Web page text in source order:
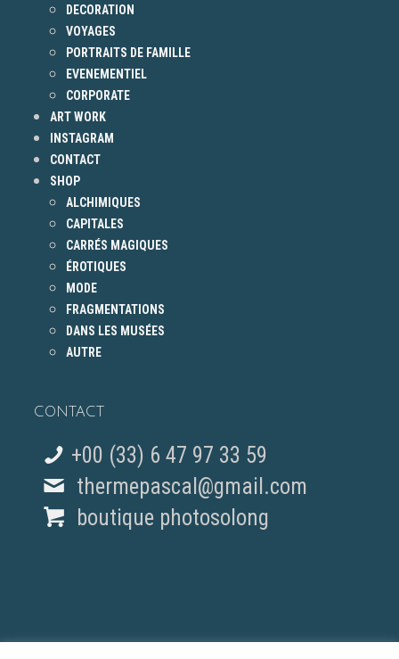
DECORATION
VOYAGES
PORTRAITS DE FAMILLE
EVENEMENTIEL
CORPORATE
ART WORK
INSTAGRAM
CONTACT
SHOP
ALCHIMIQUES
CAPITALES
CARRÉS MAGIQUES
ÉROTIQUES
MODE
FRAGMENTATIONS
DANS LES MUSÉES
AUTRE
CONTACT
+00 (33) 6 47 97 33 59
thermepascal@gmail.com
boutique photosolong